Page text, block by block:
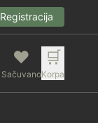
Registracija
❤️
Sačuvano
🛒
Korpa